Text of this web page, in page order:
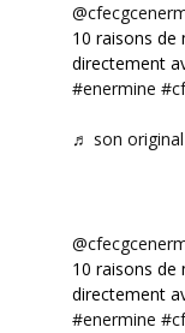
10 raisons de
directement
#enermine
♬ son original
10 raisons de
directement
#enermine